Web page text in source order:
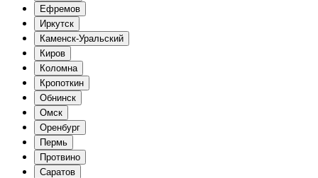
Ефремов
Иркутск
Каменск-Уральский
Киров
Коломна
Кропоткин
Обнинск
Омск
Оренбург
Пермь
Протвино
Саратов